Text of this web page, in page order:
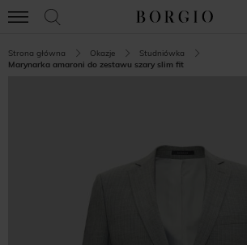
Strona główna Okazje
Studniówka
Marynarka amaroni do zestawu szary slim fit